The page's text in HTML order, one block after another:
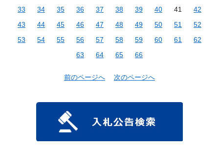
33
34 35 36 37 38 39 40 41
42
43
44 45 46 47 48 49 50 51
52
53
54 55 56 57 58 59 60 61
62
63
64 65 66
前のページへ 次のページへ